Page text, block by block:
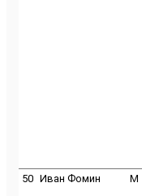
50 Иван Фомин M